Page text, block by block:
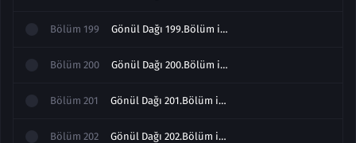
Bölüm 199 Gönül Dağı 199.Bölüm izle
Bölüm 200 Gönül Dağı 200.Bölüm izle
Bölüm 201 Gönül Dağı 201.Bölüm izle
Bölüm 202 Gönül Dağı 202.Bölüm izle